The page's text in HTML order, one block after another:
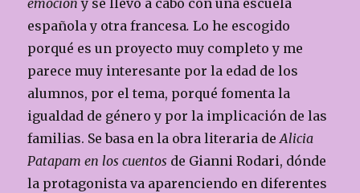
emocióny se llevó a cabo con una escuela
española y otra francesa.Lo he escogido
porqué es un proyecto muy completo y me
parece muy interesante por la edad de los
alumnos, por el tema, porqué fomenta la
igualdad de género y por la implicación de las
familias. Se basa en la obra literaria deAlicia
Patapam en los cuentos de Gianni Rodari, dónde
la protagonista va aparenciendo en diferentes